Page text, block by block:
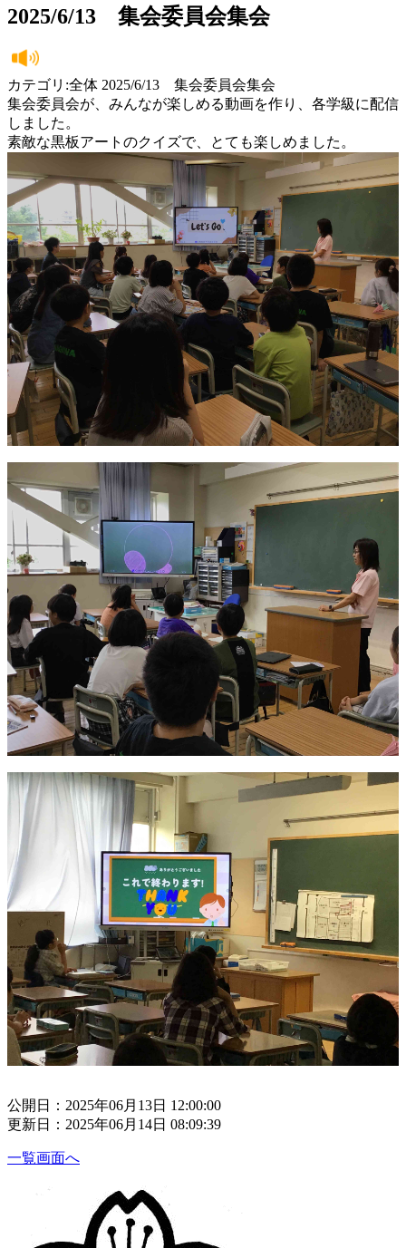
2025/6/13 集会委員会集会
カテゴリ:全体 2025/6/13 集会委員会集会
集会委員会が、みんなが楽しめる動画を作り、各学級に配信
しました。
素敵な黒板アートのクイズで、とても楽しめました。
公開日：2025年06月13日 12:00:00
更新日：2025年06月14日 08:09:39
一覧画面へ